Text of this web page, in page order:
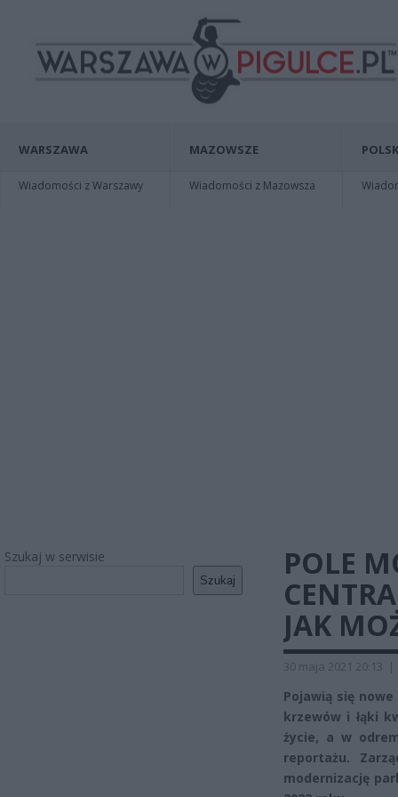
WARSZAWA
Wiadomości z Warszawy
MAZOWSZE
Wiadomości z Mazowsza
Szukaj w serwisie
Szukaj
POLE
JAK
30 maja 2021 20:13 |
Pojawią się
krzewów i łąki
życie, a w
reportażu.
modernizację